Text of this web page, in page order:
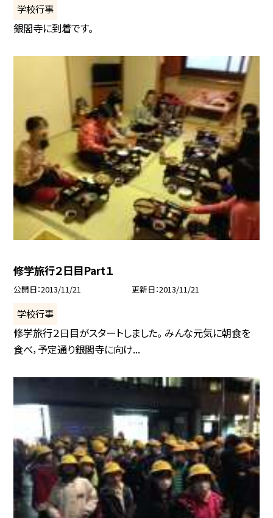
学校行事
銀閣寺に到着です。
修学旅行２日目Part１
公開日 2013/11/21 更新日 2013/11/21
学校行事
修学旅行２日目がスタートしました。 みんな元気に朝食を
食べ，予定通り銀閣寺に向け...